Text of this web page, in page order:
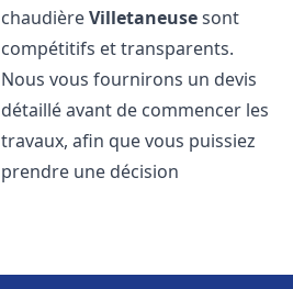
chaudièreVilletaneusesont
compétitifs et transparents.
Nous vous fournirons un devis
détaillé avant de commencer les
travaux, afin que vous puissiez
prendre une décision